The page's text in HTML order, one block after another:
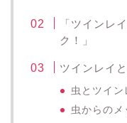
「ツインレ
ク！」
ツインレイ
虫とツイン
虫からのメ